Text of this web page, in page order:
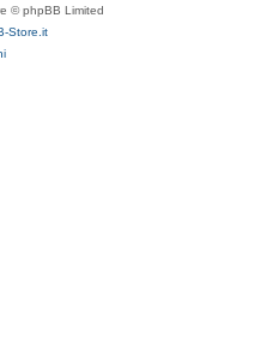
© phpBB Limited
Store.it